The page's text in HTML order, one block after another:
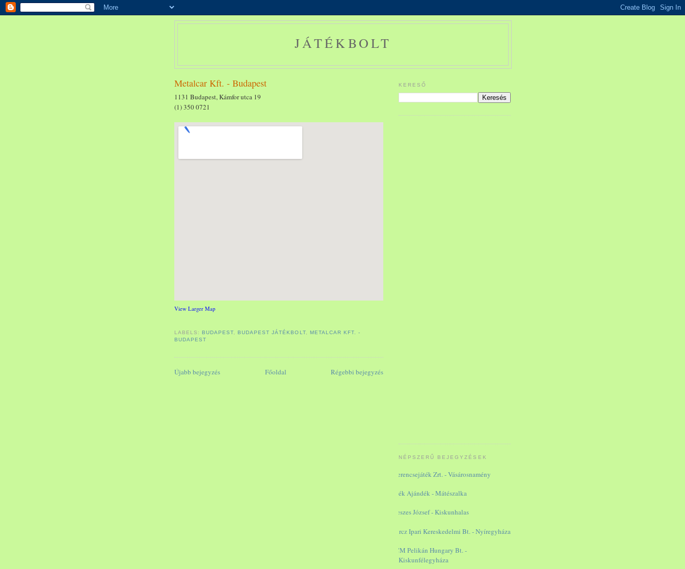
JÁTÉKBOLT
Metalcar Kft. - Budapest
1131 Budapest, Kámfor utca 19
(1) 350 0721
View Larger Map
LABELS: BUDAPEST BUDAPEST JÁTÉKBOLT,
METALCAR KFT. -
BUDAPEST
Újabb bejegyzés Régebbi bejegyzés
Főoldal
KERESŐ
NÉPSZERŰ BEJEGYZÉSEK
Szerencsejáték Zrt. - Vásárosnamény
Játék Ajándék - Mátészalka
Meszes József - Kiskunhalas
Kurcz Ipari Kereskedelmi Bt. - Nyíregyháza
RCM Pelikán Hungary Bt. -
Kiskunfélegyháza